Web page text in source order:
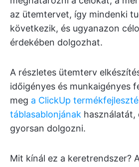
az ütemtervet, így mindenki
következik, és ugyanazon
érdekében dolgozhat.
A részletes ütemterv
időigényes és munkaigényes
meg a ClickUp
táblasablonjának használatát,
gyorsan dolgozni.
Mit kínál ez a keretrendszer?